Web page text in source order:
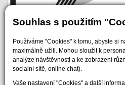
Souhlas s použitím
Používáme "Cookies" k tomu, abyste si
maximálně užili. Mohou sloužit k
analýze návštěvnosti a ke zobrazení
socialní sítě, online chat).
Vaše nastavení "Cookies" a další